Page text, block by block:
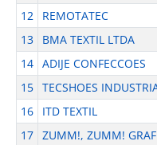
12 REMOTATEC
13
BMA TEXTIL LTDA
14 ADIJE CONFECCOES
15 TECSHOES
16
ITD TEXTIL
17 ZUMM!, ZUMM!